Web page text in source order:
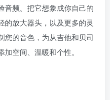
音频。把它想象成你自己的
的放大器头，以及更多的灵
您的音色，为从吉他和贝司
空间、温暖和个性。